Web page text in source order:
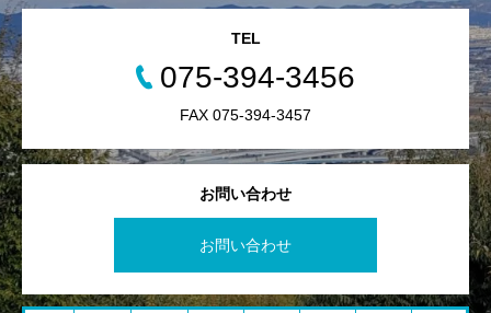
お問い合わせ
お問い合わせ
TEL
075-394-3456
FAX 075-394-3457